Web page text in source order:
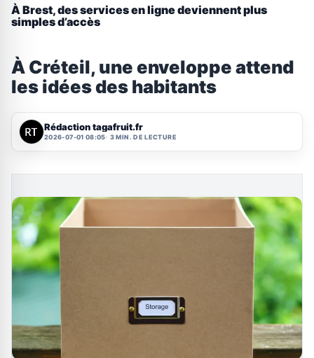
À Brest, des services en ligne deviennent plus
simples d’accès
À Créteil, une enveloppe attend
les idées des habitants
Rédaction tagafruit.fr
2026-07-01 08:05 3 MIN. DE LECTURE